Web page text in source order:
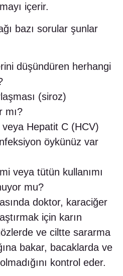
içerir.
bazı sorular şunlar
düşündüren herhangi
(siroz)
mı?
Hepatit C (HCV)
öykünüz var
veya tütün kullanımı
mu?
doktor, karaciğer
için karın
ve ciltte sararma
bakar, bacaklarda ve
kontrol eder.